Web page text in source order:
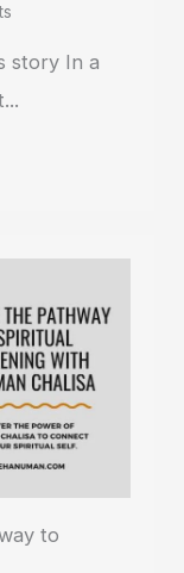
story In a
to